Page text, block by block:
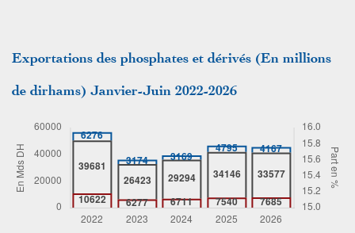
Exportations des phosphates et dérivés (En millions
de dirhams) Janvier-Juin 2022-2026